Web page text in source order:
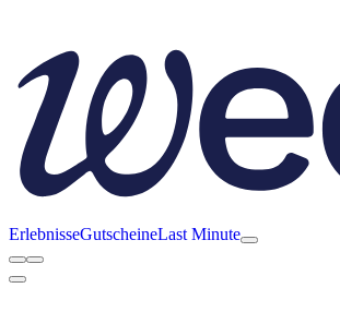
ErlebnisseGutscheineLast Minute